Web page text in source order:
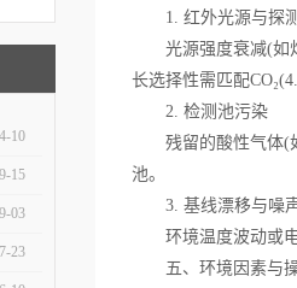
10
15
03
23
1. 红外光源与探
光源强度衰减(如灯
长选择性需匹配
2. 检测池污染
残留的酸性气体(如
池。
3. 基线漂移与噪
环境温度波动或电
五、环境因素与